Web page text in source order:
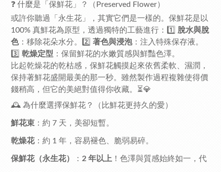
❓ 什麼是「保鮮花」？（Preserved Flower）
或許你聽過「永生花」，其實它們是一樣的。保鮮花是以
100% 真鮮花為原型，透過獨特的工藝進行：1️⃣ 脫水與脫
色：移除花朵水分。2️⃣ 著色與浸泡：注入特殊保存液。
3️⃣ 乾燥定型 ：保留鮮花的水嫩質感與鮮豔色澤。
比起乾燥花的乾枯感，保鮮花觸摸起來依舊柔軟、濕潤，
保持著鮮花盛開最美的那一秒。雖然製作過程複雜使得價
錢稍高，但它的美絕對值得你收藏。⏳💎
🕰 為什麼選擇保鮮花？（比鮮花更持久的愛）
鮮花束 ：約 7 天，美卻短暫。
乾燥花：約 1 年，容易褪色、脆弱易碎。
保鮮花（永生花） ： 2 年以上 ！色澤與質感始終如一，代